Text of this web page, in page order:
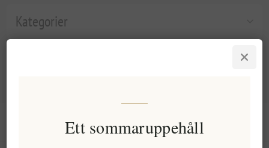
Kategorier
Ett sommaruppehåll